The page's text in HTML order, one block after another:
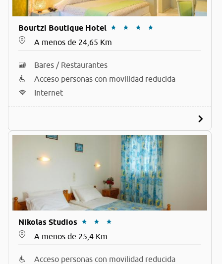
Bourtzi Boutique Hotel
A menos de 24,65 Km
Bares / Restaurantes
Acceso personas con movilidad reducida
Internet
Nikolas Studios
A menos de 25,4 Km
Acceso personas con movilidad reducida